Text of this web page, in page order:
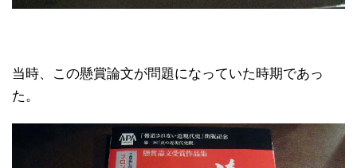
当時、この懸賞論文が問題になっていた時期であっ
た。